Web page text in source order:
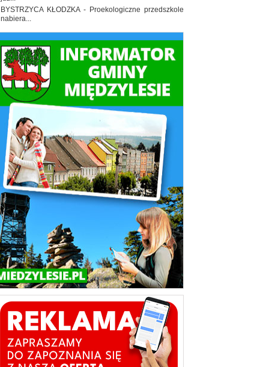
BYSTRZYCA KŁODZKA - Proekologiczne przedszkole
nabiera...